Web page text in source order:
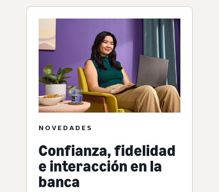
NOVEDADES
Confianza, fidelidad
e interacción en la
banca